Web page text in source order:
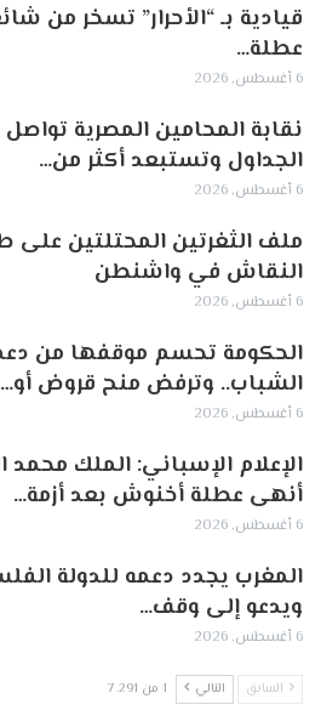
قيادية بـ “الأحرار” تسخر من
عطلة…
6 أغسطس, 2026
نقابة المحامين المصرية تواصل
الجداول وتستبعد أكثر من…
6 أغسطس, 2026
ملف الثغرتين المحتلتين على
النقاش في واشنطن
6 أغسطس, 2026
الحكومة تحسم موقفها من
الشباب.. وترفض منح قروض أو…
6 أغسطس, 2026
الإعلام الإسباني: الملك
أنهى عطلة أخنوش بعد أزمة…
6 أغسطس, 2026
المغرب يجدد دعمه للدولة
ويدعو إلى وقف…
6 أغسطس, 2026
السابق التالي 1 من 7٬291